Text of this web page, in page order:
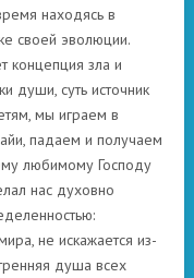
находясь в
своей эволюции.
концепция зла и
души, суть источник
мы играем в
падаем и получаем
любимому Господу
нас духовно
не искажается из-
душа всех